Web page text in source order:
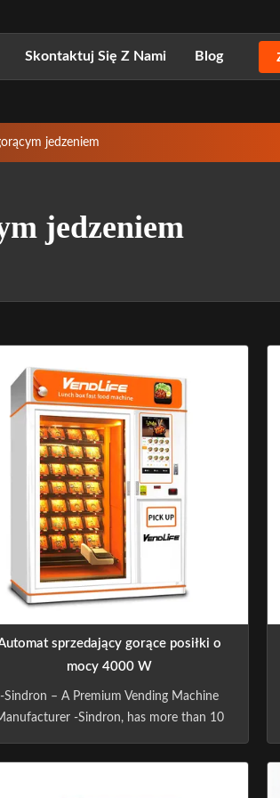
Skontaktuj Się Z Nami Blog
jedzeniem
jedzeniem
sprzedający gorące posiłki o
mocy 4000 W
-Sindron – A Premium Vending Machine
-Sindron, has more than 10
industry ,is constantly applying cutting-